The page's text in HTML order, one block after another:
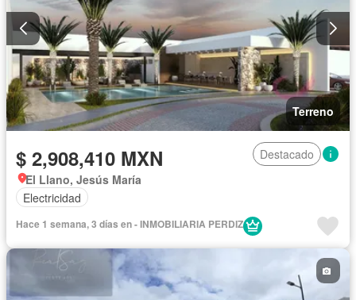
Terreno
$ 2,908,410 MXN
Destacado
El Llano, Jesús María
Electricidad
Hace 1 semana, 3 días en - INMOBILIARIA PERDIZ